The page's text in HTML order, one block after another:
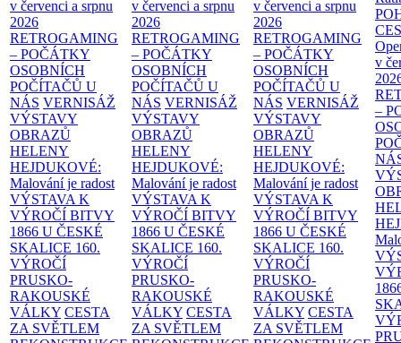
v červenci a srpnu
2026
RETROGAMING
– POČÁTKY
OSOBNÍCH
POČÍTAČŮ U
NÁS VERNISÁŽ
VÝSTAVY
OBRAZŮ
HELENY
HEJDUKOVÉ:
Malování je radost
VÝSTAVA K
VÝROČÍ BITVY
1866 U ČESKÉ
SKALICE 160.
VÝROČÍ
PRUSKO-
RAKOUSKÉ
VÁLKY CESTA
ZA SVĚTLEM
v červenci a srpnu
2026
RETROGAMING
– POČÁTKY
OSOBNÍCH
POČÍTAČŮ U
NÁS VERNISÁŽ
VÝSTAVY
OBRAZŮ
HELENY
HEJDUKOVÉ:
Malování je radost
VÝSTAVA K
VÝROČÍ BITVY
1866 U ČESKÉ
SKALICE 160.
VÝROČÍ
PRUSKO-
RAKOUSKÉ
VÁLKY CESTA
ZA SVĚTLEM
v červenci a srpnu
2026
RETROGAMING
– POČÁTKY
OSOBNÍCH
POČÍTAČŮ U
NÁS VERNISÁŽ
VÝSTAVY
OBRAZŮ
HELENY
HEJDUKOVÉ:
Malování je radost
VÝSTAVA K
VÝROČÍ BITVY
1866 U ČESKÉ
SKALICE 160.
VÝROČÍ
PRUSKO-
RAKOUSKÉ
VÁLKY CESTA
ZA SVĚTLEM
v
–